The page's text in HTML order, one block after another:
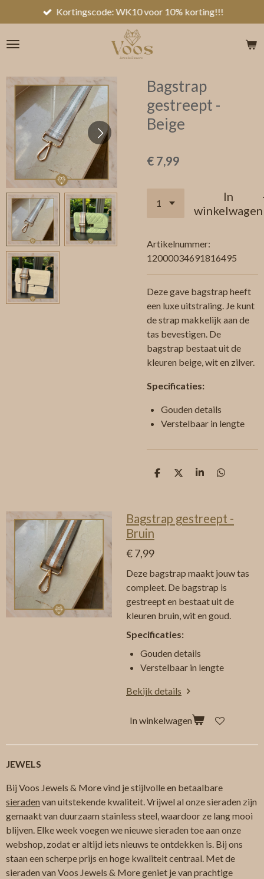
direct
naar
Kortingscode: WK10 voor 10% korting!!!
Bagstrap
gestreept -
Beige
€ 7,99
In
winkelwagen
Artikelnummer:
12000034691816495
Deze gave bagstrap heeft
een luxe uitstraling. Je kunt
de strap makkelijk aan de
tas bevestigen. De
bagstrap bestaat uit de
kleuren beige, wit en zilver.
Specificaties:
Gouden details
Verstelbaar in lengte
D
D
S
D
n
Bagstrap gestreept -
Bruin
€ 7,99
Deze bagstrap maakt jouw tas
compleet. De bagstrap is
gestreept en bestaat uit de
kleuren bruin, wit en goud.
Specificaties:
Gouden details
Verstelbaar in lengte
Bekijk details
In winkelwagen
JEWELS
Bij Voos Jewels & More vind je stijlvolle en betaalbare
sieraden van uitstekende kwaliteit. Vrijwel al onze sieraden zijn
gemaakt van duurzaam stainless steel, waardoor ze lang mooi
blijven. Elke week voegen we nieuwe sieraden toe aan onze
webshop, zodat er altijd iets nieuws te ontdekken is. Bij ons
staan een scherpe prijs en hoge kwaliteit centraal. Met de
sieraden van Voos Jewels & More geniet je van prachtige